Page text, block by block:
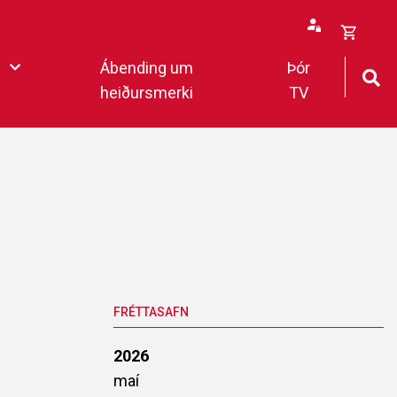
Ábending um
heiðursmerki
Þór
TV
Opna
körfu
FRÉTTASAFN
2026
maí